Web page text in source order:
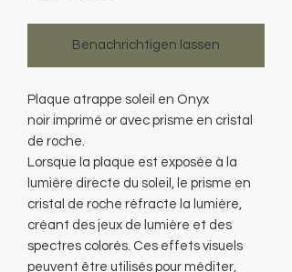
Benachrichtigen lassen
Plaque atrappe soleil en Onyx
noir imprimé or avec prisme en cristal
de roche.
Lorsque la plaque est exposée à la
lumière directe du soleil, le prisme en
cristal de roche réfracte la lumière,
créant des jeux de lumière et des
spectres colorés. Ces effets visuels
peuvent être utilisés pour méditer,